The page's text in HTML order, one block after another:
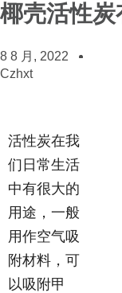
椰壳活性
8 8 月, 2022
Czhxt
活性炭在我
们日常生活
中有很大的
用途，一般
用作空气吸
附材料，可
以吸附甲